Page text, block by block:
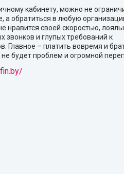
кабинету, можно не
а обратиться в любую
нравится своей скоростью,
звонков и глупых требований к
Главное – платить вовремя и
не будет проблем и огромной